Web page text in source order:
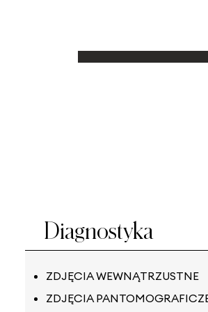
Diagnostyka
ZDJĘCIA WEWNĄTRZUSTNE
ZDJĘCIA